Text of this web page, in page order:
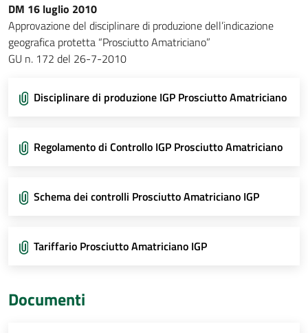
DM 16 luglio 2010
Approvazione del disciplinare di produzione dell’indicazione
geografica protetta “Prosciutto Amatriciano”
GU n. 172 del 26-7-2010
Disciplinare di produzione IGP Prosciutto Amatriciano
Regolamento di Controllo IGP Prosciutto Amatriciano
Schema dei controlli Prosciutto Amatriciano IGP
Tariffario Prosciutto Amatriciano IGP
Documenti